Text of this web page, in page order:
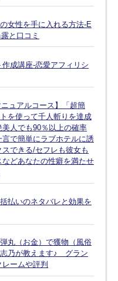
女性を手に入れる方法-E
と口コミ
成講座-恋愛アフィリシ
ュアルコース】「超簡
を使って千人斬りを達成
人でも90％以上の確率
で簡単にラブホテルに誘
できる/セフレも彼女も
どあなたの性癖を満たせ
払いのネタバレと効果を
丸（お金）で獲物（風俗
乃が教えます♪ グラン
ームや評判